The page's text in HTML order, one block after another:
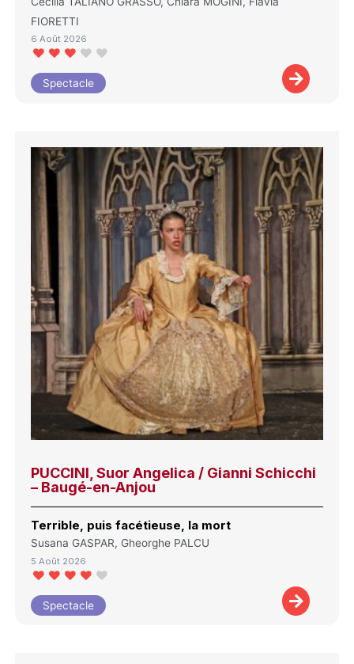
FIORETTI
6 Août 2026
Spectacle
PUCCINI, Suor Angelica / Gianni Schicchi
– Baugé-en-Anjou
Terrible, puis facétieuse, la mort
Susana GASPAR, Gheorghe PALCU
5 Août 2026
Spectacle